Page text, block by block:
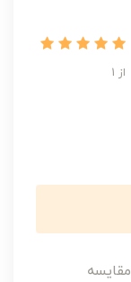
از 1
مقایسه